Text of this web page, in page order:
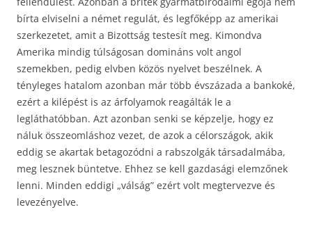
bírta elviselni a német regulát, és legfőképp az amerikai
szerkezetet, amit a Bizottság testesít meg. Kimondva
Amerika mindig túlságosan domináns volt angol
szemekben, pedig elvben közös nyelvet beszélnek. A
tényleges hatalom azonban már több évszázada a bankoké,
ezért a kilépést is az árfolyamok reagálták le a
legláthatóbban. Azt azonban senki se képzelje, hogy ez
náluk összeomláshoz vezet, de azok a célországok, akik
eddig se akartak betagozódni a rabszolgák társadalmába,
meg lesznek büntetve. Ehhez se kell gazdasági elemzőnek
lenni. Minden eddigi „válság” ezért volt megtervezve és
levezényelve.